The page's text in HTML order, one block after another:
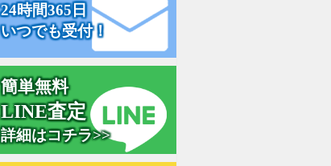
24時間365日
いつでも受付！
簡単無料
LINE査定
詳細はコチラ>>